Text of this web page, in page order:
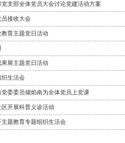
支部全体党员大会讨论党建活动方案
接收大会
育主题党日活动
展主题党日活动
生活会
委委员储焰南为全体党员上党课
开展科普义诊活动
题教育专题组织生活会